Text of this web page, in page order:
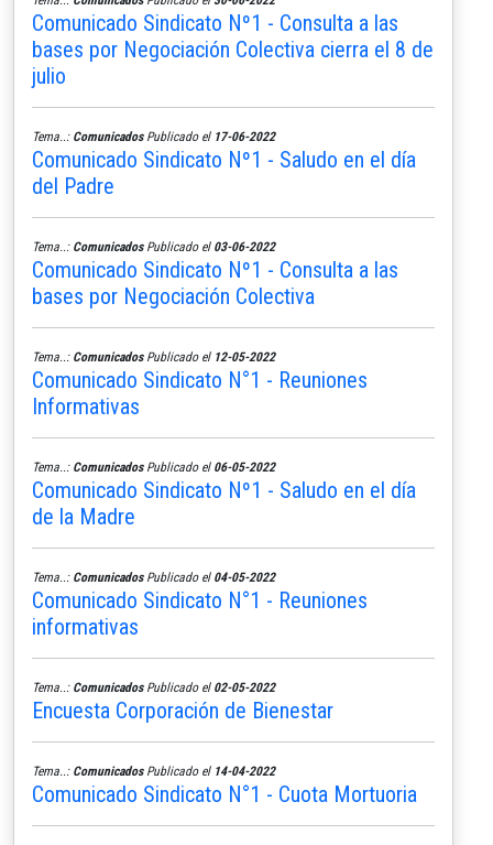
Comunicado Sindicato Nº1 - Consulta a las
bases por Negociación Colectiva cierra el 8 de
julio
Tema..: ComunicadosPublicado el 17-06-2022
Comunicado Sindicato Nº1 - Saludo en el día
del Padre
Tema..: ComunicadosPublicado el 03-06-2022
Comunicado Sindicato Nº1 - Consulta a las
bases por Negociación Colectiva
Tema..: ComunicadosPublicado el 12-05-2022
Comunicado Sindicato N°1 - Reuniones
Informativas
Tema..: ComunicadosPublicado el 06-05-2022
Comunicado Sindicato Nº1 - Saludo en el día
de la Madre
Tema..: ComunicadosPublicado el 04-05-2022
Comunicado Sindicato N°1 - Reuniones
informativas
Tema..: ComunicadosPublicado el 02-05-2022
Encuesta Corporación de Bienestar
Tema..: ComunicadosPublicado el 14-04-2022
Comunicado Sindicato N°1 - Cuota Mortuoria